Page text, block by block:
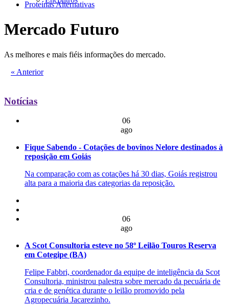
Proteínas Alternativas
Mercado Futuro
As melhores e mais fiéis informações do mercado.
« Anterior
Notícias
06
ago
Fique Sabendo - Cotações de bovinos Nelore destinados à
reposição em Goiás
Na comparação com as cotações há 30 dias, Goiás registrou
alta para a maioria das categorias da reposição.
06
ago
A Scot Consultoria esteve no 58º Leilão Touros Reserva
em Cotegipe (BA)
Felipe Fabbri, coordenador da equipe de inteligência da Scot
Consultoria, ministrou palestra sobre mercado da pecuária de
cria e de genética durante o leilão promovido pela
Agropecuária Jacarezinho.